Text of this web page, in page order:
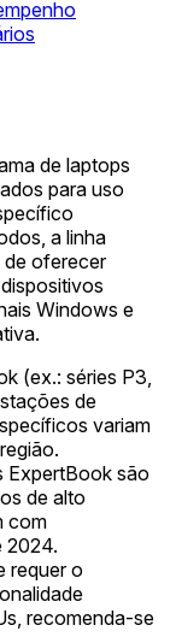
de laptops
para uso
a linha
de oferecer
Windows e
(ex.: séries P3,
de
variam
ExpertBook são
de alto
com
2024.
requer o
recomenda-se